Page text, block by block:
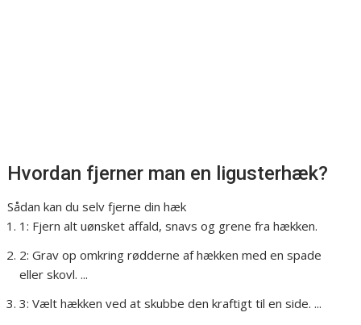
Hvordan fjerner man en ligusterhæk?
Sådan kan du selv fjerne din hæk
1: Fjern alt uønsket affald, snavs og grene fra hækken.
2: Grav op omkring rødderne af hækken med en spade
eller skovl. ...
3: Vælt hækken ved at skubbe den kraftigt til en side. ...